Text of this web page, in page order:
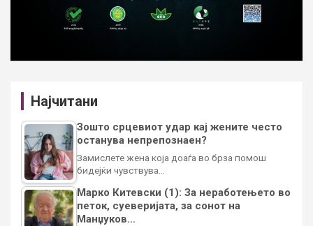
Најчитани
Зошто срцевиот удар кај жените често
останува непрепознаен?
Замислете жена која доаѓа во брза помош
бидејќи чувствува…
Марко Китевски (1): За неработењето во
петок, суеверијата, за сонот на
Манџуков…